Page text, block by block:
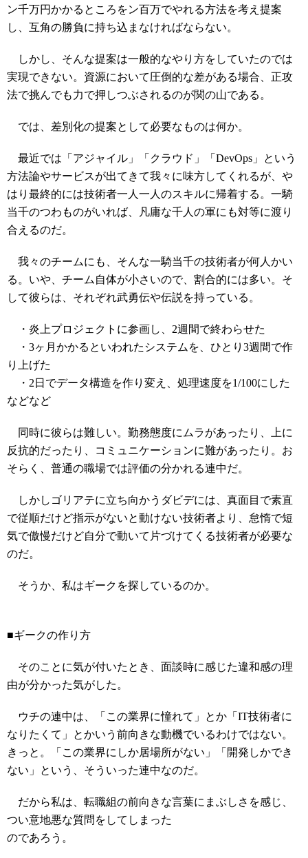
ン千万円かかるところをン百万でやれる方法を考え提案
し、互角の勝負に持ち込まなければならない。
しかし、そんな提案は一般的なやり方をしていたのでは
実現できない。資源において圧倒的な差がある場合、正攻
法で挑んでも力で押しつぶされるのが関の山である。
では、差別化の提案として必要なものは何か。
最近では「アジャイル」「クラウド」「DevOps」という
方法論やサービスが出てきて我々に味方してくれるが、や
はり最終的には技術者一人一人のスキルに帰着する。一騎
当千のつわものがいれば、凡庸な千人の軍にも対等に渡り
合えるのだ。
我々のチームにも、そんな一騎当千の技術者が何人かい
る。いや、チーム自体が小さいので、割合的には多い。そ
して彼らは、それぞれ武勇伝や伝説を持っている。
・炎上プロジェクトに参画し、2週間で終わらせた
・3ヶ月かかるといわれたシステムを、ひとり3週間で作
り上げた
・2日でデータ構造を作り変え、処理速度を1/100にした
などなど
同時に彼らは難しい。勤務態度にムラがあったり、上に
反抗的だったり、コミュニケーションに難があったり。お
そらく、普通の職場では評価の分かれる連中だ。
しかしゴリアテに立ち向かうダビデには、真面目で素直
で従順だけど指示がないと動けない技術者より、怠惰で短
気で傲慢だけど自分で動いて片づけてくる技術者が必要な
のだ。
そうか、私はギークを探しているのか。
■ギークの作り方
そのことに気が付いたとき、面談時に感じた違和感の理
由が分かった気がした。
ウチの連中は、「この業界に憧れて」とか「IT技術者に
なりたくて」とかいう前向きな動機でいるわけではない。
きっと。「この業界にしか居場所がない」「開発しかでき
ない」という、そういった連中なのだ。
だから私は、転職組の前向きな言葉にまぶしさを感じ、
つい意地悪な質問をしてしまった
のであろう。